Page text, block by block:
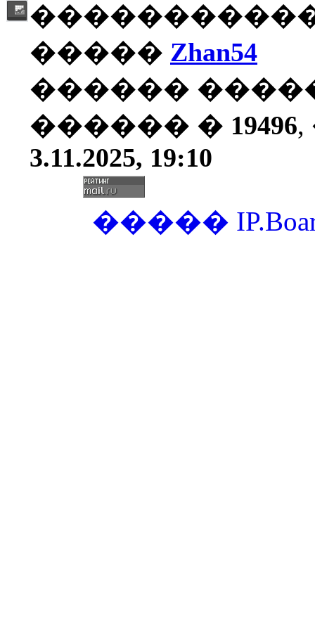
����� Zhan54
������
������ � 19496
3.11.2025, 19:10
�����